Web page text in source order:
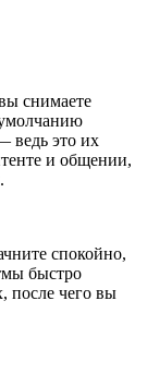
снимаете
ведь это их
и общении,
спокойно,
быстро
после чего вы